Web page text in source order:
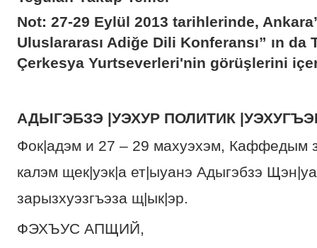
Not: 27-29 Eylül 2013 tarihlerinde,
Uluslararası Adiğe Dili Konferansı” ın da
Çerkesya Yurtseverleri'nin görüşlerini
АДЫГЭБЗЭ |УЭХУР ПОЛИТИК
Фок|адэм и 27 – 29 махуэхэм, Каффедым
калэм щек|уэк|а ет|ыуанэ Адыгэбзэ
зарызхуэзгъэза щ|ык|эр.
ФЭХЪУС АПЩИЙ,